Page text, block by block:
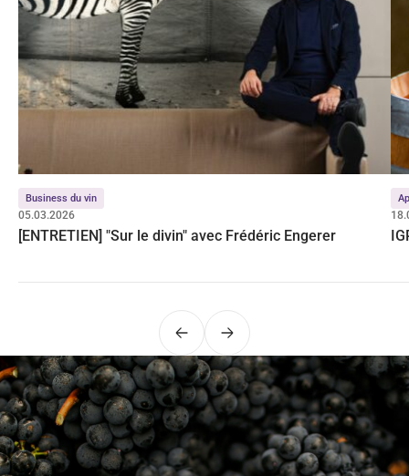
Business du vin
05.03.2026
[ENTRETIEN] "Sur le divin" avec Frédéric Engerer
PrécédentSuivant